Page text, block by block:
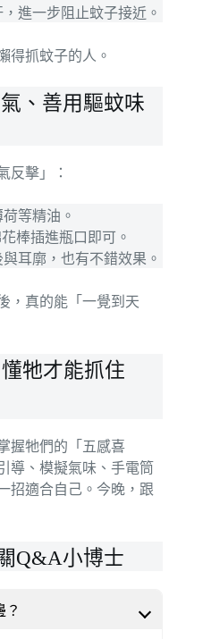
進一步阻止蚊子接近。
得抓蚊子的人。
、善用驅蚊味
反擊」：
等精油。
花棒插進瓶口即可。
耳廓，也有不錯效果。
，真的能「一覺到天
牠才能抓住
握牠們的「五感喜
導、模擬氣味、手電筒
招適合自己。今晚，跟
Q&A小博士
？